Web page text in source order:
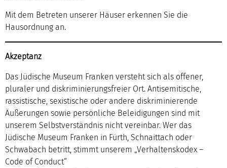
Mit dem Betreten unserer Häuser erkennen Sie die
Hausordnung an.
Akzeptanz
Das Jüdische Museum Franken versteht sich als offener,
pluraler und diskriminierungsfreier Ort. Antisemitische,
rassistische, sexistische oder andere diskriminierende
Äußerungen sowie persönliche Beleidigungen sind mit
unserem Selbstverständnis nicht vereinbar. Wer das
Jüdische Museum Franken in Fürth, Schnaittach oder
Schwabach betritt, stimmt unserem „Verhaltenskodex –
Code of Conduct“